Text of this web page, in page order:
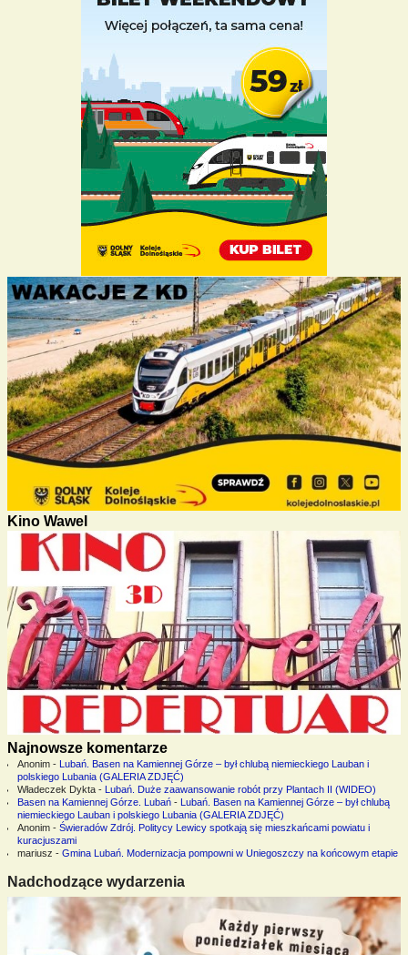
Kino Wawel
Najnowsze komentarze
Anonim-
Lubań. Basen na Kamiennej Górze – był chlubą niemieckiego Lauban i
polskiego Lubania (GALERIA ZDJĘĆ)
Władeczek Dykta-
Lubań. Duże zaawansowanie robót przy Plantach II (WIDEO)
Basen na Kamiennej Górze. Lubań-
Lubań. Basen na Kamiennej Górze – był chlubą
niemieckiego Lauban i polskiego Lubania (GALERIA ZDJĘĆ)
Anonim- Świeradów Zdrój. Politycy Lewicy spotkają się mieszkańcami powiatu i
kuracjuszami
mariusz - Gmina Lubań. Modernizacja pompowni w Uniegoszczy na końcowym etapie
Nadchodzące wydarzenia